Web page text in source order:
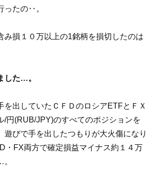
ったの‥。
み損１０万以上の1銘柄を損切したのは
した…。
を出していたＣＦＤのロシアETFとＦＸ
/円(RUB/JPY)のすべてのポジションを
びで手を出したつもりが大火傷になり
・FX両方で確定損益マイナス約１４万